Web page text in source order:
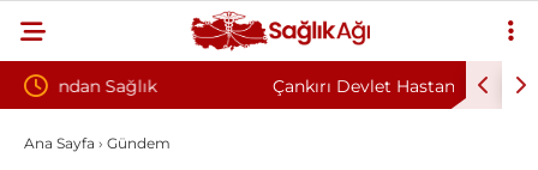
Çankırı Devlet Hastanesi’nde Sendikal Vesayet
İddiası: Maaş Kesme Cezası Talep Edildi
Ana Sayfa › Gündem